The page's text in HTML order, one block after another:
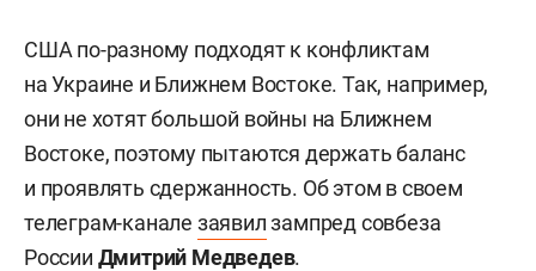
США по-разному подходят к конфликтам
на Украине и Ближнем Востоке. Так, например,
они не хотят большой войны на Ближнем
Востоке, поэтому пытаются держать баланс
и проявлять сдержанность. Об этом в своем
телеграм-канале заявилзампред совбеза
России Дмитрий Медведев.